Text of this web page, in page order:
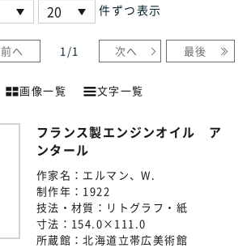
件ずつ表示
前へ 1 /1 次へ 最後
画像一覧 文字一覧
フランス製エンジンオイル ア
ンタール
作家名： エルマン、W.
制作年： 1922
技法・材質： リトグラフ・紙
寸法： 154.0×111.0
所蔵館：北海道立帯広美術館